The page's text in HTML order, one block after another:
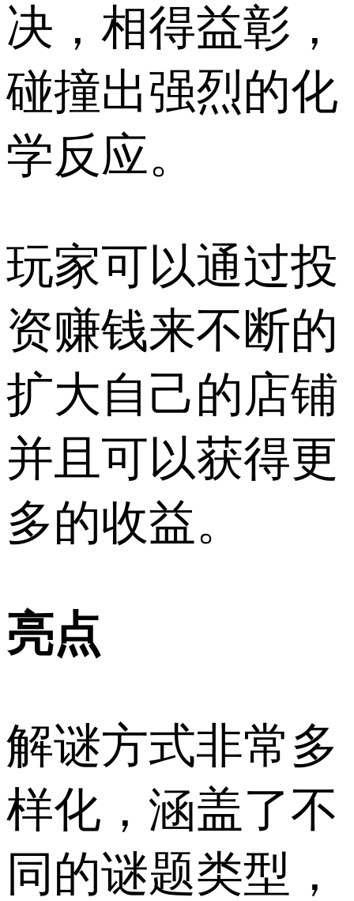
决，相得益彰，
碰撞出强烈的化
学反应。
玩家可以通过投
资赚钱来不断的
扩大自己的店铺
并且可以获得更
多的收益。
亮点
解谜方式非常多
样化，涵盖了不
同的谜题类型，